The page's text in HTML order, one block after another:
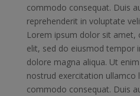
commodo consequat. Duis
reprehenderit in voluptate
Lorem ipsum dolor sit amet,
elit, sed do eiusmod tempor
dolore magna aliqua. Ut
nostrud exercitation ullamco
commodo consequat. Duis